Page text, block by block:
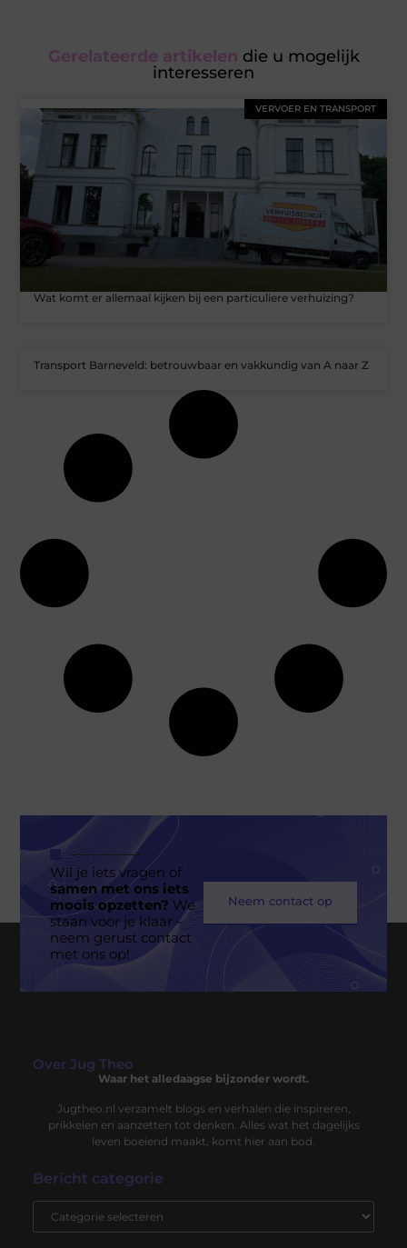
Gerelateerde artikelen die u mogelijk
interesseren
VERVOER EN TRANSPORT
Wat komt er allemaal kijken bij een particuliere verhuizing?
Transport Barneveld: betrouwbaar en vakkundig van A naar Z
Wil je iets vragen of
samen met ons iets
moois opzetten? We
staan voor je klaar –
neem gerust contact
met ons op!
Neem contact op
Over Jug Theo
Waar het alledaagse bijzonder wordt.
Jugtheo.nl verzamelt blogs en verhalen die inspireren,
prikkelen en aanzetten tot denken. Alles wat het dagelijks
leven boeiend maakt, komt hier aan bod.
Bericht categorie